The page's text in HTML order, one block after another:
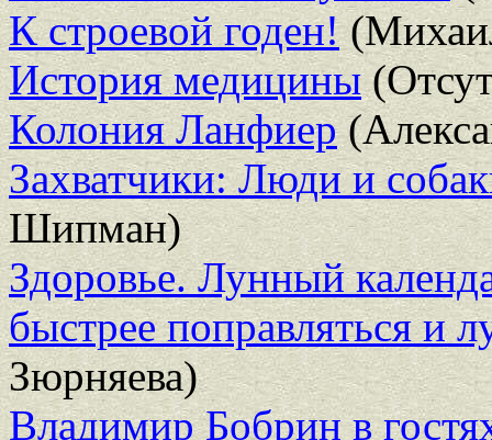
К строевой годен!
История медицины
Колония Ланфиер
Захватчики: Люди и
Шипман)
Здоровье. Лунный
быстрее поправляться и
Зюрняева)
Владимир Бобрин в